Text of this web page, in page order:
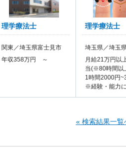
理学療法士
関東／埼玉県富士見市
年収358万円 ～
理学療法士
埼玉県／埼玉
月給21万円以
当(※80時間以
1時間2000円
※経験・能力
« 検索結果一覧